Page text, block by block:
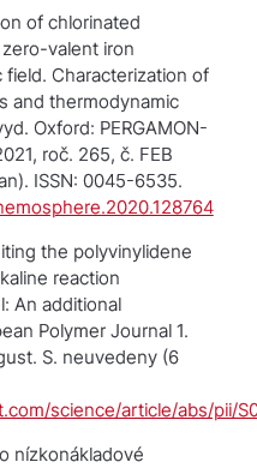
of chlorinated
valent iron
Characterization of
and thermodynamic
Oxford: PERGAMON-
roč. 265, č. FEB
ISSN: 0045-6535.
the polyvinylidene
reaction
An additional
Polymer Journal1.
S. neuvedeny (6
science/article/abs/pii/
nízkonákladové